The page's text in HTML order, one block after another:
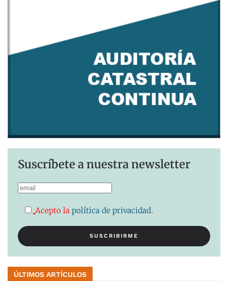
Suscríbete a nuestra newsletter
Acepto la política de privacidad.
ÚLTIMOS ARTÍCULOS